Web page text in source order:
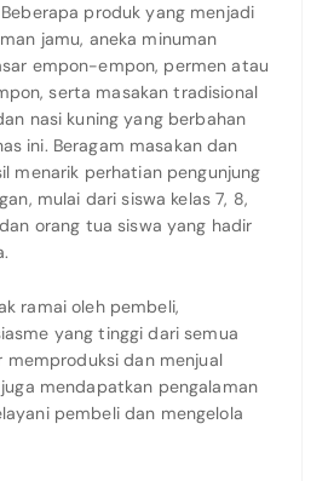
produk yang menjadi
jamu, aneka minuman
empon-empon, permen atau
serta masakan tradisional
nasi kuning yang berbahan
ini. Beragam masakan dan
menarik perhatian pengunjung
mulai dari siswa kelas 7, 8,
orang tua siswa yang hadir
ramai oleh pembeli,
yang tinggi dari semua
memproduksi dan menjual
mendapatkan pengalaman
pembeli dan mengelola